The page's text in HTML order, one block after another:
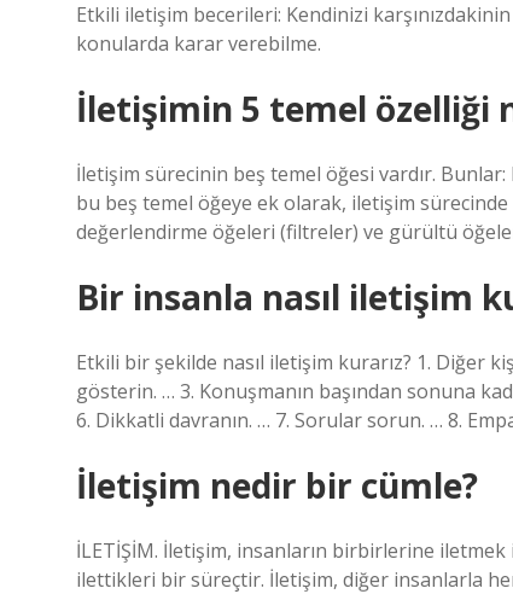
Etkili iletişim becerileri: Kendinizi
konularda karar verebilme.
İletişimin 5 temel özelliği
İletişim sürecinin beş temel öğesi vardır.
bu beş temel öğeye ek olarak, iletişim
değerlendirme öğeleri (filtreler) ve gürültü
Bir insanla nasıl iletişim
Etkili bir şekilde nasıl iletişim kurarız? 1. Diğer
gösterin. … 3. Konuşmanın başından sonuna
6. Dikkatli davranın. … 7. Sorular sorun. … 8.
İletişim nedir bir cümle?
İLETİŞİM. İletişim, insanların birbirlerine
ilettikleri bir süreçtir. İletişim, diğer insanlarla